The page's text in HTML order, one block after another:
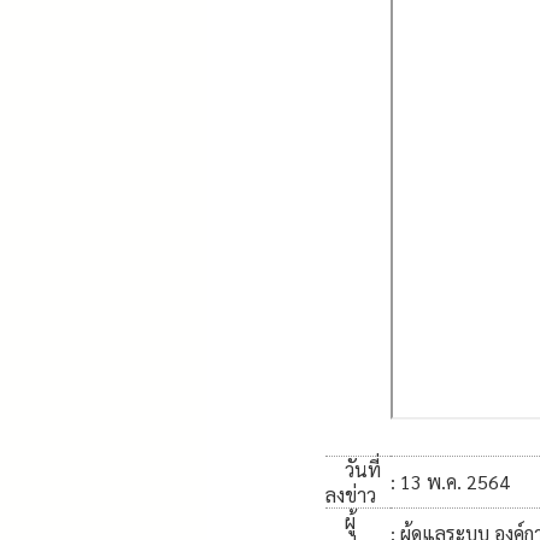
วันที่
ลงข่าว
: 13 พ.ค. 2564
ผู้
: ผู้ดูแลระบบ องค์